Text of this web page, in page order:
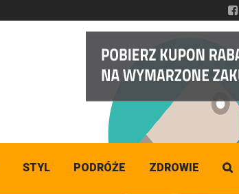
DZISIAJ
STYL PODRÓŻE ZDROWIE